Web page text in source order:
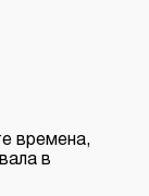
времена,
в